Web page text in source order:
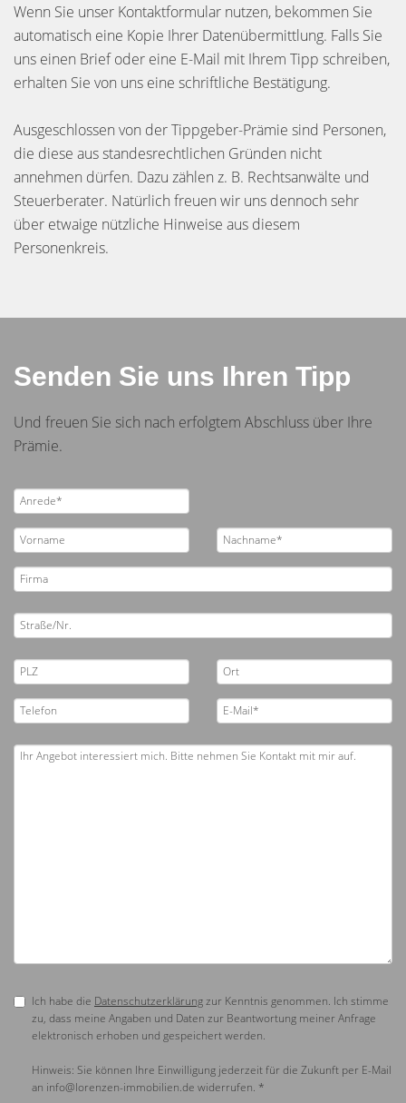
Wenn Sie unser Kontaktformular nutzen, bekommen Sie
automatisch eine Kopie Ihrer Datenübermittlung. Falls Sie
uns einen Brief oder eine E-Mail mit Ihrem Tipp schreiben,
erhalten Sie von uns eine schriftliche Bestätigung.
Ausgeschlossen von der Tippgeber-Prämie sind Personen,
die diese aus standesrechtlichen Gründen nicht
annehmen dürfen. Dazu zählen z. B. Rechtsanwälte und
Steuerberater. Natürlich freuen wir uns dennoch sehr
über etwaige nützliche Hinweise aus diesem
Personenkreis.
Senden Sie uns Ihren Tipp
Und freuen Sie sich nach erfolgtem Abschluss über Ihre
Prämie.
Ich habe die Datenschutzerklärungzur Kenntnis genommen. Ich stimme
zu, dass meine Angaben und Daten zur Beantwortung meiner Anfrage
elektronisch erhoben und gespeichert werden.
Hinweis: Sie können Ihre Einwilligung jederzeit für die Zukunft per E-Mail
an info@lorenzen-immobilien.de widerrufen. *